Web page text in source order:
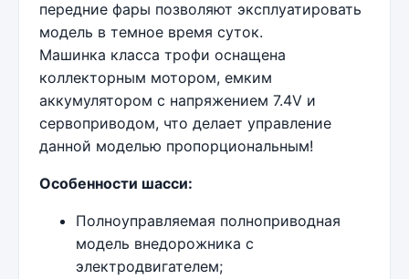
передние фары позволяют эксплуатировать
модель в темное время суток.
Машинка класса трофи оснащена
коллекторным мотором, емким
аккумулятором с напряжением 7.4V и
сервоприводом, что делает управление
данной моделью пропорциональным!
Особенности шасси:
Полноуправляемая полноприводная
модель внедорожника с
электродвигателем;